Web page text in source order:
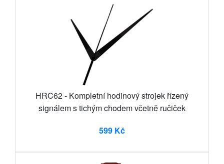
HRC62 - Kompletní hodinový strojek řízený
signálem s tichým chodem včetně ručiček
599 Kč